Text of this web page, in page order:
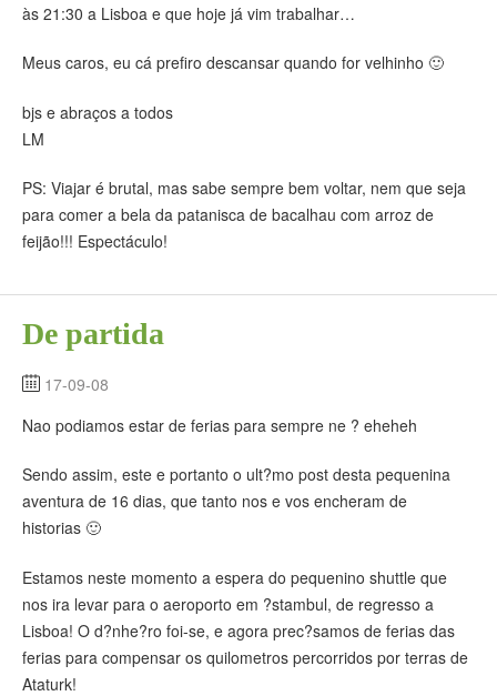
às 21:30 a Lisboa e que hoje já vim trabalhar…
Meus caros, eu cá prefiro descansar quando for velhinho 🙂
bjs e abraços a todos
LM
PS: Viajar é brutal, mas sabe sempre bem voltar, nem que seja
para comer a bela da patanisca de bacalhau com arroz de
feijão!!! Espectáculo!
De partida
17-09-08
Nao podiamos estar de ferias para sempre ne ? eheheh
Sendo assim, este e portanto o ult?mo post desta pequenina
aventura de 16 dias, que tanto nos e vos encheram de
historias 🙂
Estamos neste momento a espera do pequenino shuttle que
nos ira levar para o aeroporto em ?stambul, de regresso a
Lisboa! O d?nhe?ro foi-se, e agora prec?samos de ferias das
ferias para compensar os quilometros percorridos por terras de
Ataturk!